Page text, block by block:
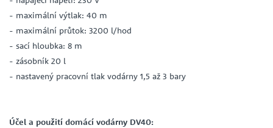
- maximální výtlak: 40 m
- maximální průtok: 3200 l/hod
- sací hloubka: 8 m
- zásobník 20 l
- nastavený pracovní tlak vodárny 1,5 až 3 bary
Účel a použití domácí vodárny DV40: